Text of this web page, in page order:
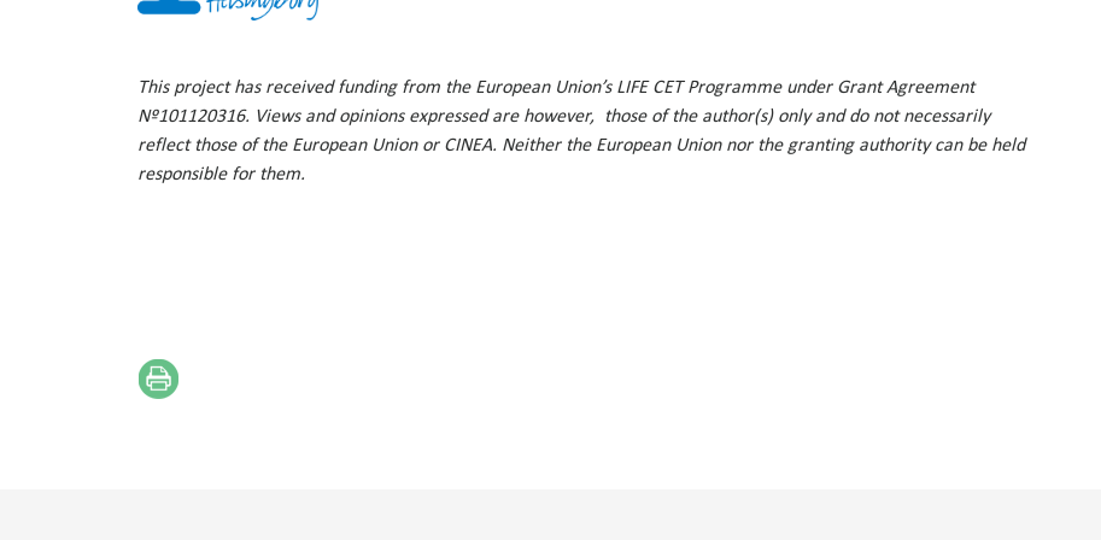
This project has received funding from the European Union’s LIFE CET Programme under Grant Agreement
Nº101120316. Views and opinions expressed are however, those of the author(s) only and do not necessarily
reflect those of the European Union or CINEA. Neither the European Union nor the granting authority can be held
responsible for them.